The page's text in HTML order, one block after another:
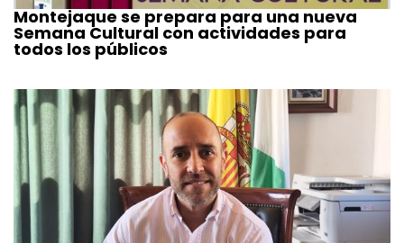
Montejaque se prepara para una nueva
Semana Cultural con actividades para
todos los públicos